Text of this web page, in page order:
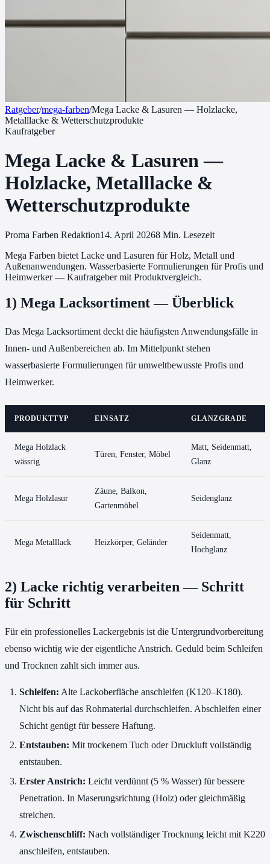
Ratgeber/mega-farben/Mega Lacke & Lasuren — Holzlacke,
Metalllacke & Wetterschutzprodukte
Kaufratgeber
Mega Lacke & Lasuren —
Holzlacke, Metalllacke &
Wetterschutzprodukte
Proma Farben Redaktion14. April 20268 Min. Lesezeit
Mega Farben bietet Lacke und Lasuren für Holz, Metall und
Außenanwendungen. Wasserbasierte Formulierungen für Profis und
Heimwerker — Kaufratgeber mit Produktvergleich.
1) Mega Lacksortiment — Überblick
Das Mega Lacksortiment deckt die häufigsten Anwendungsfälle in
Innen- und Außenbereichen ab. Im Mittelpunkt stehen
wasserbasierte Formulierungen für umweltbewusste Profis und
Heimwerker.
PRODUKTTYP EINSATZ GLANZGRADE
Mega Holzlack
wässrig
Türen, Fenster, Möbel
Matt, Seidenmatt,
Glanz
Mega Holzlasur
Zäune, Balkon,
Gartenmöbel
Seidenglanz
Mega Metalllack Heizkörper, Geländer
Seidenmatt,
Hochglanz
2) Lacke richtig verarbeiten — Schritt
für Schritt
Für ein professionelles Lackergebnis ist die Untergrundvorbereitung
ebenso wichtig wie der eigentliche Anstrich. Geduld beim Schleifen
und Trocknen zahlt sich immer aus.
Schleifen: Alte Lackoberfläche anschleifen (K120–K180).
Nicht bis auf das Rohmaterial durchschleifen. Abschleifen einer
Schicht genügt für bessere Haftung.
Entstauben: Mit trockenem Tuch oder Druckluft vollständig
entstauben.
Erster Anstrich: Leicht verdünnt (5 % Wasser) für bessere
Penetration. In Maserungsrichtung (Holz) oder gleichmäßig
streichen.
Zwischenschliff: Nach vollständiger Trocknung leicht mit K220
anschleifen, entstauben.